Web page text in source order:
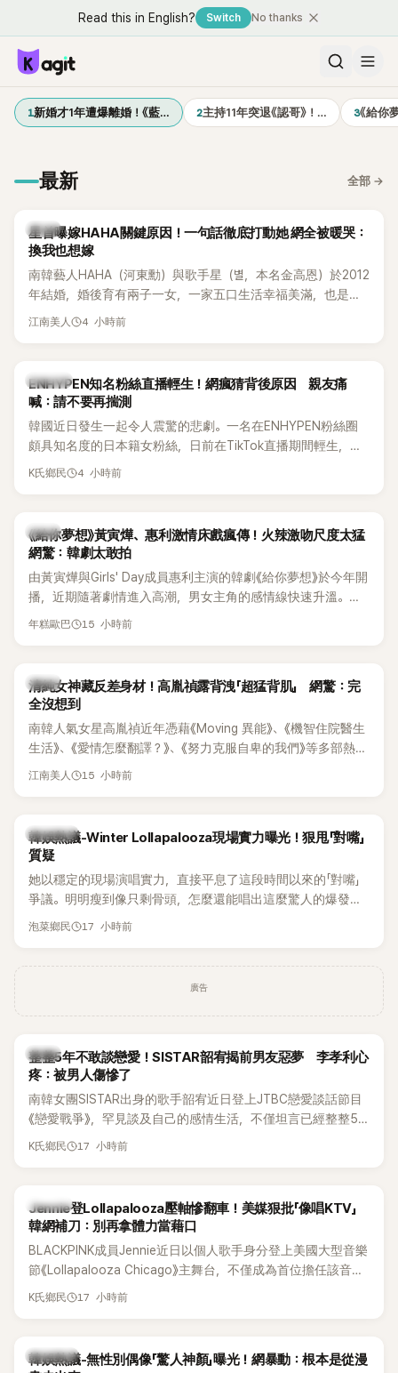
Read this in English? Switch No thanks
1新婚才1年遭爆離婚！《藍… 2主持11年突退《認哥》！… 3《給你
最新 全部 →
韓星
星首曝嫁HAHA關鍵原因！一句話徹底打動她 網全被暖哭：
換我也想嫁
南韓藝人HAHA（河東勳）與歌手星（별，本名金高恩）於2012
年結婚，婚後育有兩子一女，一家五口生活幸福美滿，也是韓
國演藝圈公認的模範夫妻。近日，星首度公開當年決定嫁給
江南美人 4 小時前
K-POP
ENHYPEN知名粉絲直播輕生！網瘋猜背後原因 親友痛
喊：請不要再揣測
韓國近日發生一起令人震驚的悲劇。一名在ENHYPEN粉絲圈
頗具知名度的日本籍女粉絲，日前在TikTok直播期間輕生，最
終不幸身亡，消息曝光後震驚韓網，也讓不少粉絲湧入社群平
K氏鄉民 4 小時前
韓劇
《給你夢想》黃寅燁、惠利激情床戲瘋傳！火辣激吻尺度太猛
網驚：韓劇太敢拍
由黃寅燁與Girls' Day成員惠利主演的韓劇《給你夢想》於今年開
播，近期隨著劇情進入高潮，男女主角的感情線快速升溫。最
新播出的第8集不僅上演火辣吻戲，更接連出現床戲橋段，讓
年糕歐巴 15 小時前
韓星
清純女神藏反差身材！高胤禎露背洩「超猛背肌」 網驚：完
全沒想到
南韓人氣女星高胤禎近年憑藉《Moving 異能》、《機智住院醫生
生活》、《愛情怎麼翻譯？》、《努力克服自卑的我們》等多部熱門
作品，躍升為韓劇新一代女神代表，不僅演技備受肯定，精緻
細身材下的超狂背肌與肩膀線條，反差感十足，讓不少網友看
傻直呼：「原來她身材這麼猛！」
江南美人 15 小時前
熱議討論
韓娛熱議-Winter Lollapalooza現場實力曝光！狠甩「對嘴」
質疑
她以穩定的現場演唱實力，直接平息了這段時間以來的「對嘴」
爭議。明明瘦到像只剩骨頭，怎麼還能唱出這麼驚人的爆發力
和音量？
泡菜鄉民 17 小時前
廣告
韓星
整整5年不敢談戀愛！SISTAR韶宥揭前男友惡夢 李孝利心
疼：被男人傷慘了
南韓女團SISTAR出身的歌手韶宥近日登上JTBC戀愛談話節目
《戀愛戰爭》，罕見談及自己的感情生活，不僅坦言已經整整5
年沒有談戀愛，更首度透露空窗至今的原因，全與上一段戀情
K氏鄉民 17 小時前
K-POP
Jennie登Lollapalooza壓軸慘翻車！美媒狠批「像唱KTV」
韓網補刀：別再拿體力當藉口
BLACKPINK成員Jennie近日以個人歌手身分登上美國大型音樂
節《Lollapalooza Chicago》主舞台，不僅成為首位擔任該音樂
節Headliner（壓軸主秀）的K-POP女SOLO歌手，寫下全新紀
形容整場演出「就像一場豪華KTV」。
K氏鄉民 17 小時前
熱議討論
韓娛熱議-無性別偶像「驚人神顏」曝光！網暴動：根本是從漫